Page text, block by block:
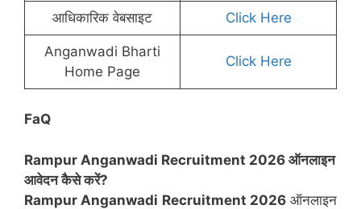
आधिकारिक वेबसाइट Click Here
Anganwadi Bharti
Home Page
Click Here
FaQ
Rampur Anganwadi Recruitment 2026 ऑनलाइन
आवेदन कैसे करें?
Rampur Anganwadi Recruitment 2026ऑनलाइन